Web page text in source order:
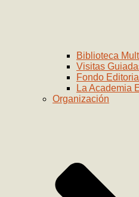
Biblioteca
Visitas
Fondo Editorial
La Academia
Organización